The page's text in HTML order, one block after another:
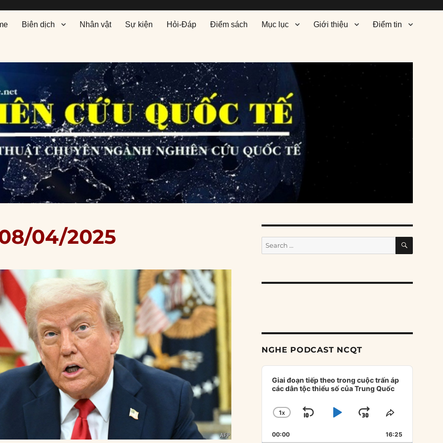
Biên dịch Nhân vật Sự kiện Hỏi-Đáp Điểm sách Mục lục Giới thiệu Điểm tin
04/2025
Search
for:
SEARCH
NGHE PODCAST NCQT
Audio
Player
Giai đoạn tiếp theo trong cuộc trấn áp
các dân tộc thiểu số của Trung Quốc
CHANGE
RATE
1X
SKIP
BACKWARD
PLAYJUMP
FORWARD
SHARE
EPISODE
00:00 16:25